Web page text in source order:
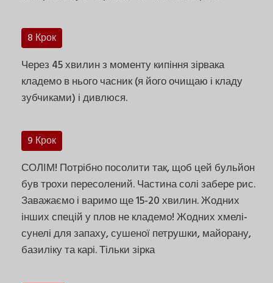
8 Крок
Через 45 хвилин з моменту кипіння зірвака
кладемо в нього часник (я його очищаю і кладу
зубчиками) і дивлюся.
9 Крок
СОЛІМ! Потрібно посолити так, щоб цей бульйон
був трохи пересолений. Частина солі забере рис.
Заважаємо і варимо ще 15-20 хвилин. Жодних
інших спецій у плов не кладемо! Жодних хмелі-
сунелі для запаху, сушеної петрушки, майорану,
базиліку та карі. Тільки зірка